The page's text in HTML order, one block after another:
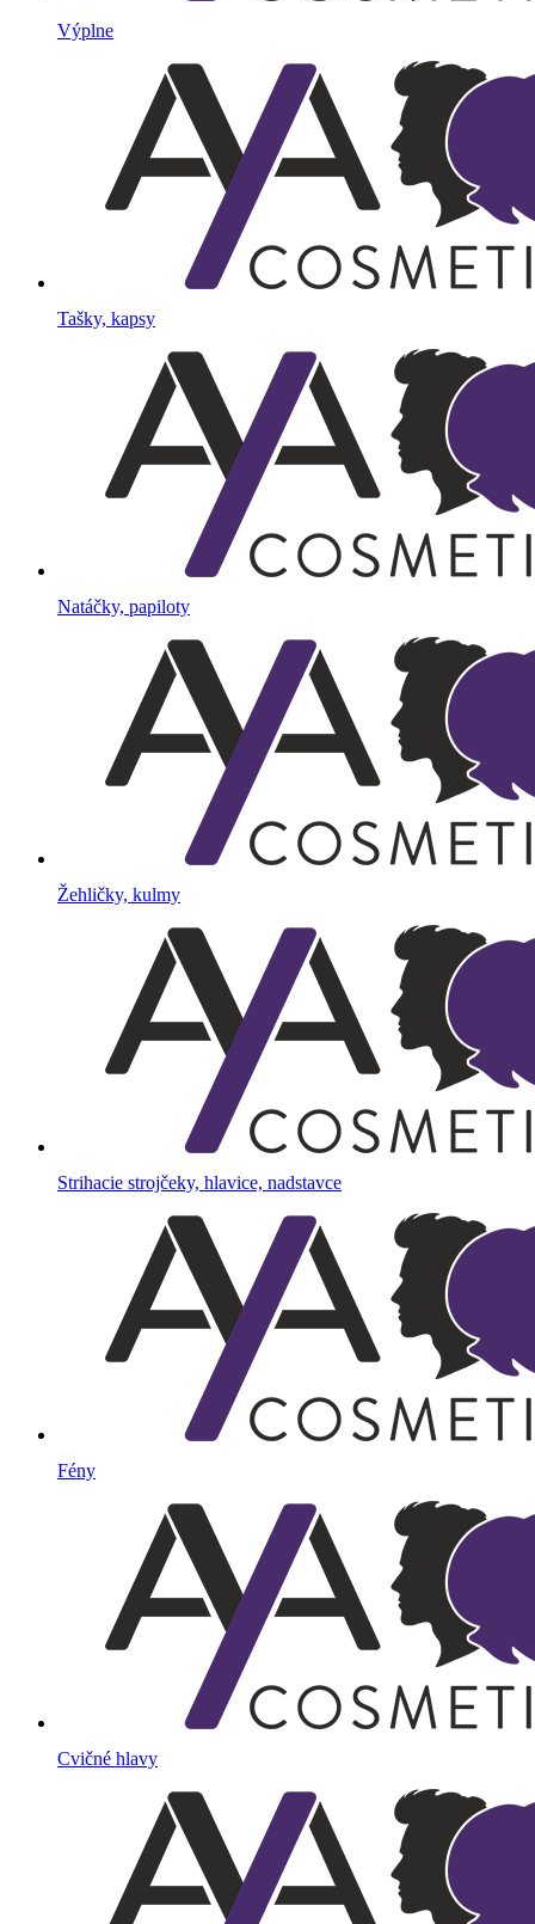
Výplne
Tašky, kapsy
Natáčky, papiloty
Žehličky, kulmy
Strihacie strojčeky, hlavice, nadstavce
Fény
Cvičné hlavy